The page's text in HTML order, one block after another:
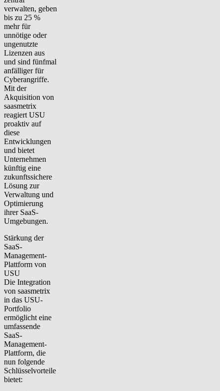
verwalten, geben
bis zu 25 %
mehr für
unnötige oder
ungenutzte
Lizenzen aus
und sind fünfmal
anfälliger für
Cyberangriffe.
Mit der
Akquisition von
saasmetrix
reagiert USU
proaktiv auf
diese
Entwicklungen
und bietet
Unternehmen
künftig eine
zukunftssichere
Lösung zur
Verwaltung und
Optimierung
ihrer SaaS-
Umgebungen.
Stärkung der
SaaS-
Management-
Plattform von
USU
Die Integration
von saasmetrix
in das USU-
Portfolio
ermöglicht eine
umfassende
SaaS-
Management-
Plattform, die
nun folgende
Schlüsselvorteile
bietet: